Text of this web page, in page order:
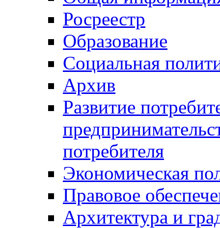
Росреестр
Образование
Социальная
Архив
Развитие
потребителя
Экономическая
Правовое
Архитектура и